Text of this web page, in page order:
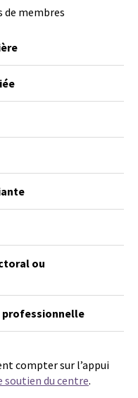
de membres
ou
professionnelle
compter sur l’appui
soutien du centre.